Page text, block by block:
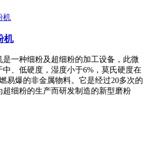
机
是一种细粉及超细粉的加工设备，此微
、低硬度，湿度小于6%，莫氏硬度在
易爆的非金属物料。它是经过20多次的
超细粉的生产而研发制造的新型磨粉